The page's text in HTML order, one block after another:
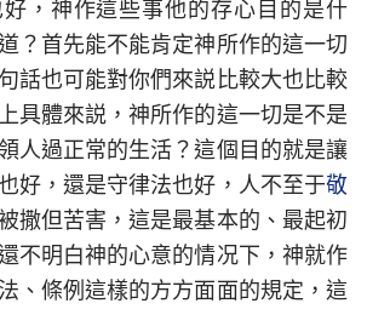
，神作這些事他的存心目的是什
？首先能不能肯定神所作的這一切
話也可能對你們來説比較大也比較
具體來説，神所作的這一切是不是
人過正常的生活？這個目的就是讓
好，還是守律法也好，人不至于敬
撒但苦害，這是最基本的、最起初
不明白神的心意的情况下，神就作
、條例這樣的方方面面的規定，這